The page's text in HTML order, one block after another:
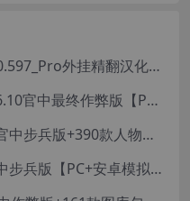
【自购】面部滋润模拟器0.597_Pro外挂精翻汉化版+114款人物MOD【PC+安卓模拟器+3D互动SLG/神级建模/独家定制资源/扶她】/True Facials Pro【12G】
【独家自购】特工17_0.26.10官中最终作弊版【PC+安卓+亚洲神作SLG/步兵/NTR+赞助码+旧版存档+画廊】/Agent 17【6.25G】
【自购】恶棍模拟器0.49官中步兵版+390款人物卡【PC+安卓模拟器+3D互动调教/捏人变装+作弊器汉化】/坏蛋模拟器/The Villain Simulator【19.5G】
【自购】双人会所0.48官中步兵版【PC+安卓模拟器+大型3D互动/精品沙盒/变装捏脸】 /一起回家吧/Home Together【12.6G】